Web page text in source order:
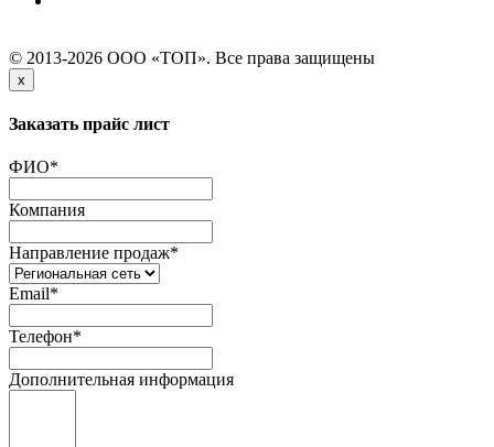
© 2013-2026 ООО «ТОП». Все права защищены
x
Заказать прайс лист
ФИО*
Компания
Направление продаж*
Email*
Телефон*
Дополнительная информация